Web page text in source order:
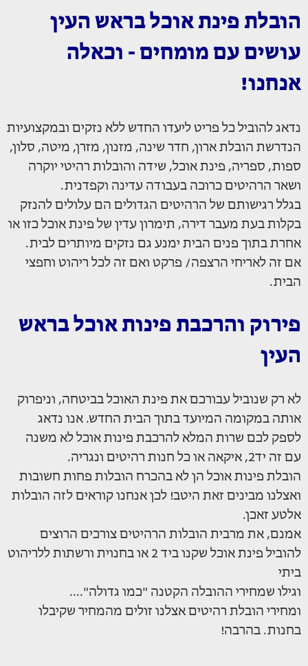
הובלת פינת אוכל בראש העין
עושים עם מומחים - וכאלה
אנחנו!
נדאג להוביל כל פריט ליעדו החדש ללא נזקים ובמקצועיות
הנדרשת הובלת ארון, חדר שינה, מזנון, מזרן, מיטה, סלון,
ספות, ספריה, פינת אוכל, שידה והובלות רהיטי יוקרה
ושאר הרהיטים כרוכה בעבודה עדינה וקפדנית.
בגלל רגישותם של הרהיטים הגדולים הם עלולים להנזק
בקלות בעת מעבר דירה, תימרון עדין של פינת אוכל כזו או
אחרת בתוך פנים הבית ימנע גם נזקים מיותרים לבית.
אם זה לאריחי הרצפה/ פרקט ואם זה לכל ריהוט וחפצי
הבית.
פירוק והרכבת פינות אוכלבראש
העין
לא רק שנוביל עבורכם את פינת האוכל בביטחה, וניפרוק
אותה במקומה המיועד בתוך הבית החדש. אנו נדאג
לספק לכם שרות המלא להרכבת פינות אוכל לא משנה
עם זה יד2, איקאה או כל חנות רהיטים ונגריה.
הובלת פינות אוכל הן לא בהכרח הובלות פחות חשובות
ואצלנו מבינים זאת היטב! לכן אנחנו קוראים לזה הובלות
אלטע זאכן.
אמנם, את מרבית הובלות הרהיטים צורכים הרוצים
להוביל פינת אוכל שקנו ביד 2 או בחנוית ורשתות ללריהוט
ביתי
וגילו שמחירי ההובלה הקטנה "כמו גדולה"....
ומחירי הובלת רהיטים אצלנו זולים מהמחיר שקיבלו
בחנות. בהרבה!